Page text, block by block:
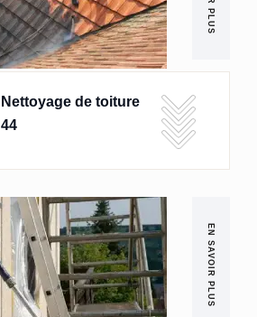
Nettoyage de toiture
44
EN SAVOIR PLUS